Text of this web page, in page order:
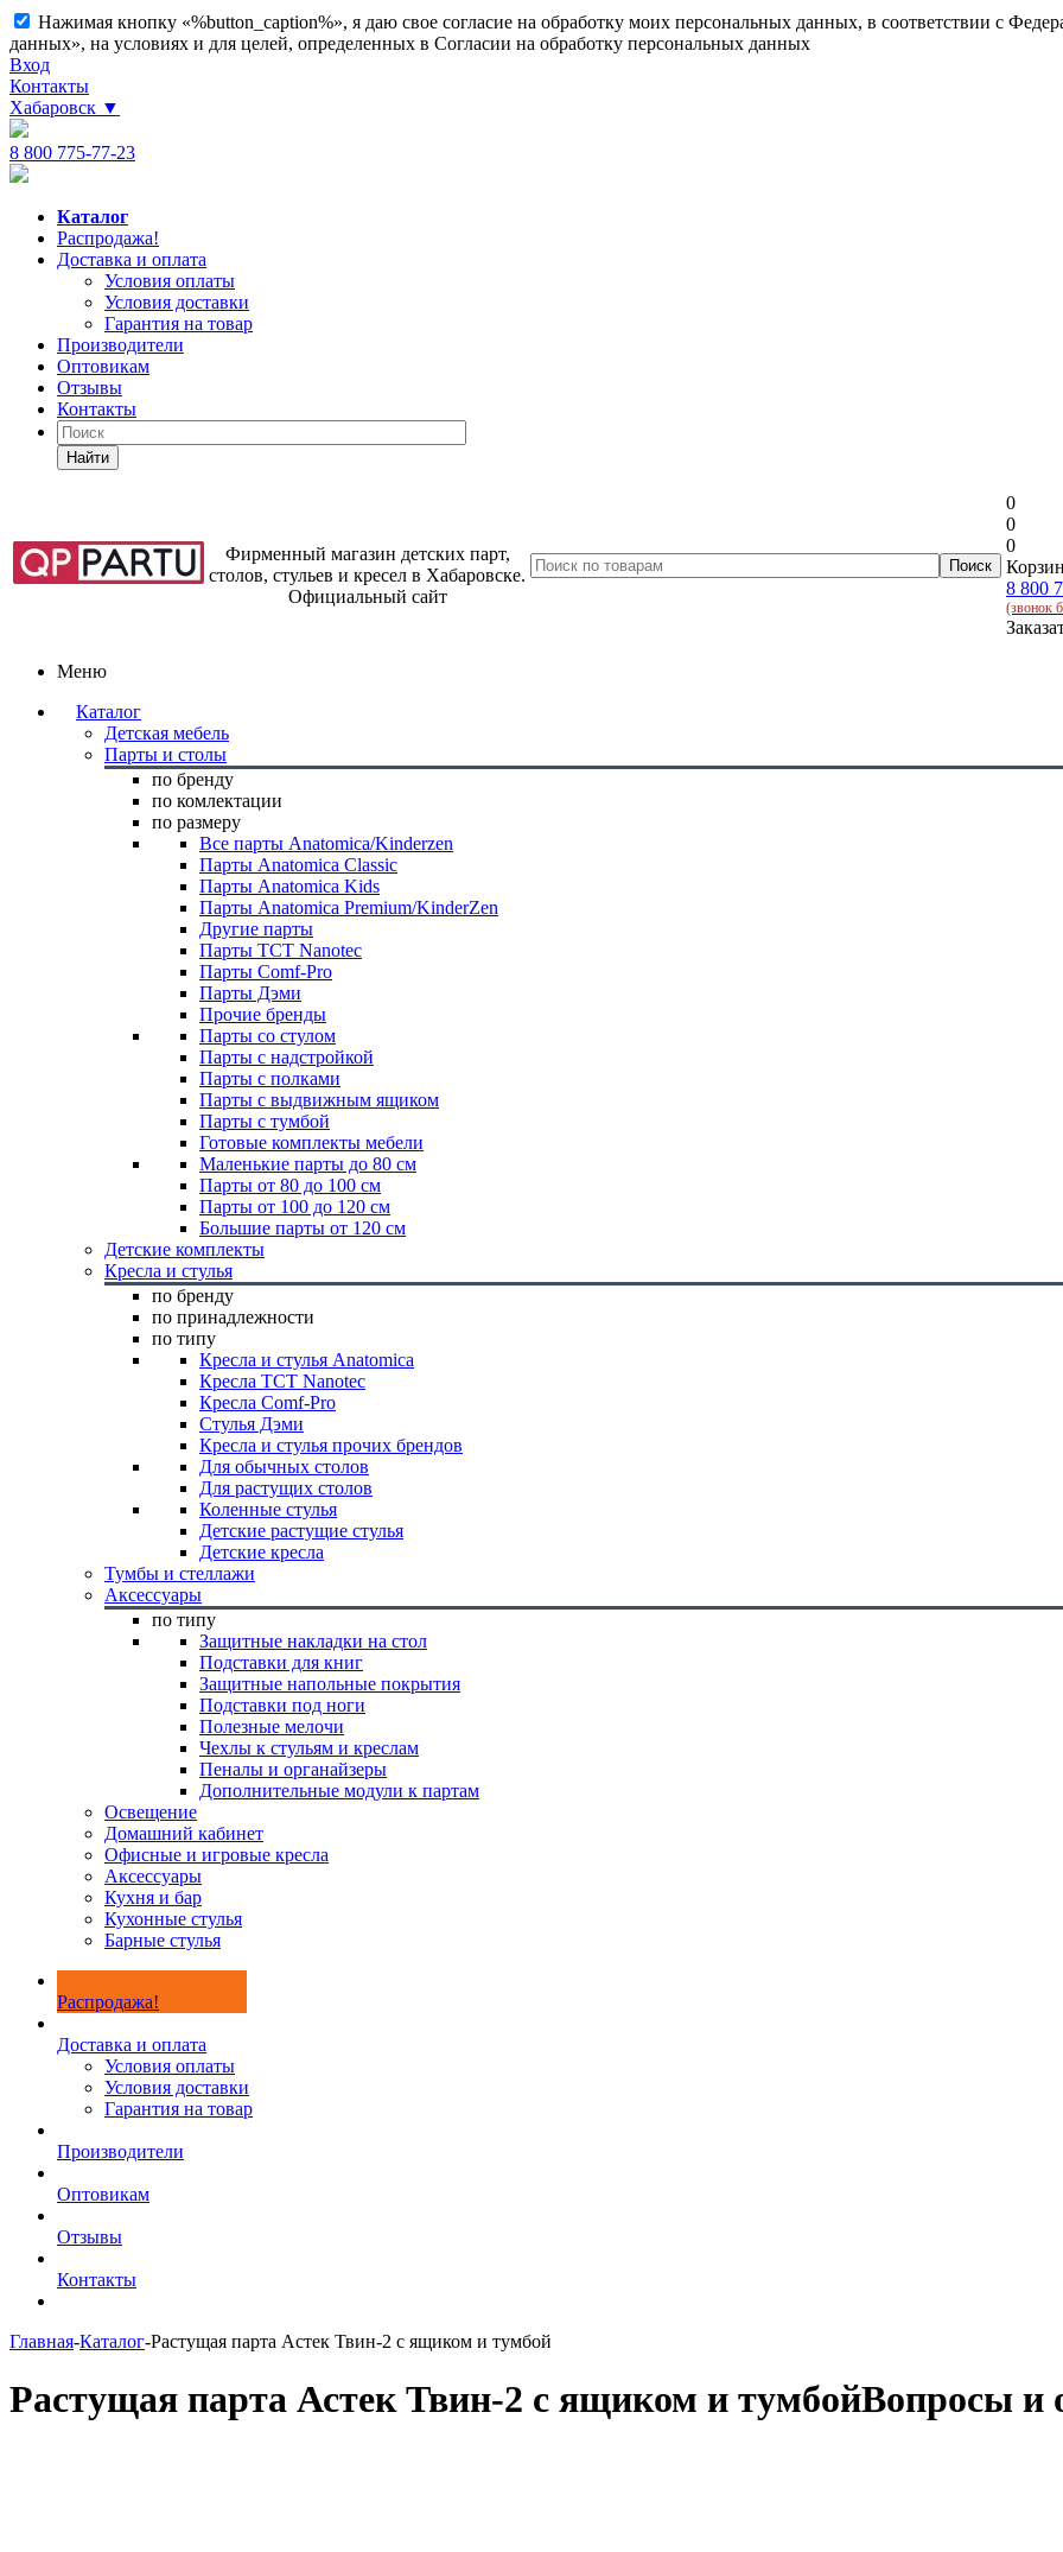
Нажимая кнопку «%button_caption%», я даю свое согласие на обработку моих персональных данных, в соответствии с
данных», на условиях и для целей, определенных в Согласии на обработку персональных данных
Вход
Контакты
Хабаровск ▼
8 800 775-77-23
Каталог
Распродажа!
Доставка и оплата
Условия оплаты
Условия доставки
Гарантия на товар
Производители
Оптовикам
Отзывы
Контакты
Найти
Фирменный магазин детских парт,
столов, стульев и кресел в Хабаровске.
Официальный сайт
0
0
0
8 800
(звонок
Меню
Каталог
Детская мебель
Парты и столы
по бренду
по комлектации
по размеру
Все парты Anatomica/Kinderzen
Парты Anatomica Classic
Парты Anatomica Kids
Парты Anatomica Premium/KinderZen
Другие парты
Парты TCT Nanotec
Парты Comf-Pro
Парты Дэми
Прочие бренды
Парты со стулом
Парты с надстройкой
Парты с полками
Парты с выдвижным ящиком
Парты с тумбой
Готовые комплекты мебели
Маленькие парты до 80 см
Парты от 80 до 100 см
Парты от 100 до 120 см
Большие парты от 120 см
Детские комплекты
Кресла и стулья
по бренду
по принадлежности
по типу
Кресла и стулья Anatomica
Кресла TCT Nanotec
Кресла Comf-Pro
Стулья Дэми
Кресла и стулья прочих брендов
Для обычных столов
Для растущих столов
Коленные стулья
Детские растущие стулья
Детские кресла
Тумбы и стеллажи
Аксессуары
по типу
Защитные накладки на стол
Подставки для книг
Защитные напольные покрытия
Подставки под ноги
Полезные мелочи
Чехлы к стульям и креслам
Пеналы и органайзеры
Дополнительные модули к партам
Освещение
Домашний кабинет
Офисные и игровые кресла
Аксессуары
Кухня и бар
Кухонные стулья
Барные стулья
Распродажа!
Доставка и оплата
Условия оплаты
Условия доставки
Гарантия на товар
Производители
Оптовикам
Отзывы
Контакты
Главная-Каталог-Растущая парта Астек Твин-2 с ящиком и тумбой
Растущая парта Астек Твин-2 с ящиком и тумбойВопросы и